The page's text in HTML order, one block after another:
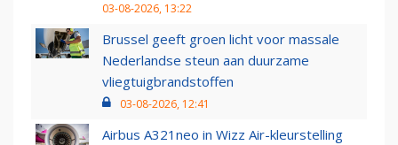
03-08-2026, 13:22
Brussel geeft groen licht voor massale
Nederlandse steun aan duurzame
vliegtuigbrandstoffen
03-08-2026, 12:41
Airbus A321neo in Wizz Air-kleurstelling